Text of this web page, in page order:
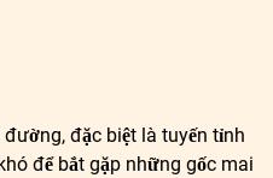
đặc biệt là tuyến tỉnh
để bắt gặp những gốc mai